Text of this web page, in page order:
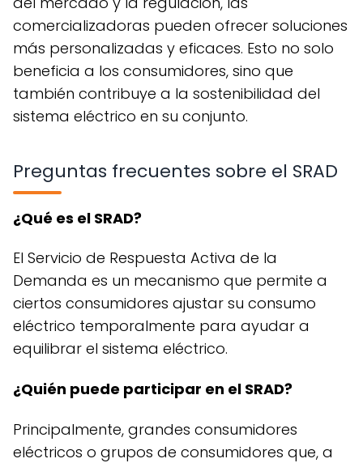
comercializadoras pueden ofrecer soluciones
más personalizadas y eficaces. Esto no solo
beneficia a los consumidores, sino que
también contribuye a la sostenibilidad del
sistema eléctrico en su conjunto.
Preguntas frecuentes sobre el SRAD
¿Qué es el SRAD?
El Servicio de Respuesta Activa de la
Demanda es un mecanismo que permite a
ciertos consumidores ajustar su consumo
eléctrico temporalmente para ayudar a
equilibrar el sistema eléctrico.
¿Quién puede participar en el SRAD?
Principalmente, grandes consumidores
eléctricos o grupos de consumidores que, a